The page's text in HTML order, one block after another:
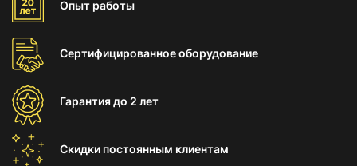
Опыт работы
Сертифицированноеоборудование
Гарантиядо 2 лет
Скидки постоянным клиентам